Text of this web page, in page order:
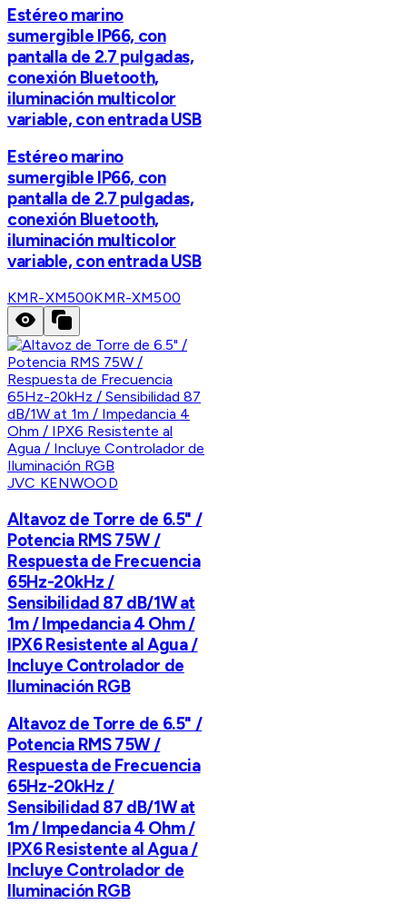
Estéreo marino
sumergible IP66, con
pantalla de 2.7 pulgadas,
conexión Bluetooth,
iluminación multicolor
variable, con entrada USB
Estéreo marino
sumergible IP66, con
pantalla de 2.7 pulgadas,
conexión Bluetooth,
iluminación multicolor
variable, con entrada USB
KMR-XM500KMR-XM500
JVC KENWOOD
Altavoz de Torre de 6.5" /
Potencia RMS 75W /
Respuesta de Frecuencia
65Hz-20kHz /
Sensibilidad 87 dB/1W at
1m / Impedancia 4 Ohm /
IPX6 Resistente al Agua /
Incluye Controlador de
Iluminación RGB
Altavoz de Torre de 6.5" /
Potencia RMS 75W /
Respuesta de Frecuencia
65Hz-20kHz /
Sensibilidad 87 dB/1W at
1m / Impedancia 4 Ohm /
IPX6 Resistente al Agua /
Incluye Controlador de
Iluminación RGB